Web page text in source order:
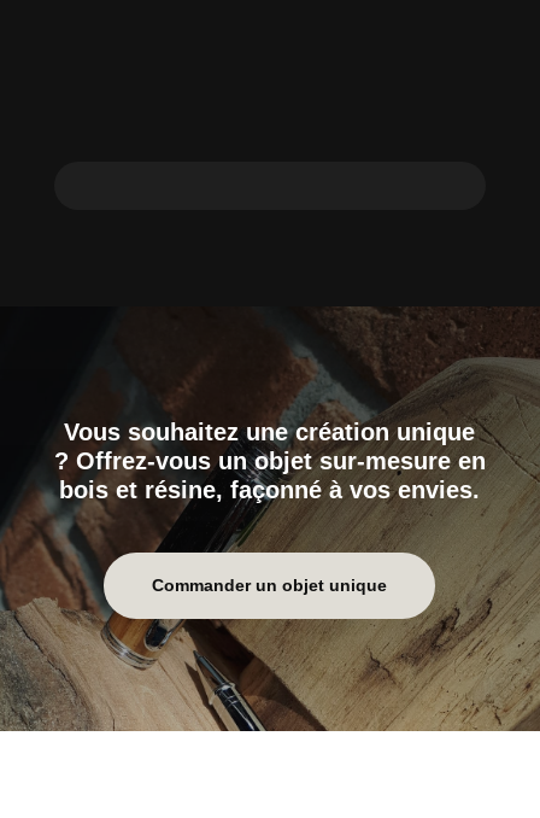
Vous souhaitez une création unique
? Offrez-vous un objet sur-mesure en
bois et résine, façonné à vos envies.
Commander un objet unique